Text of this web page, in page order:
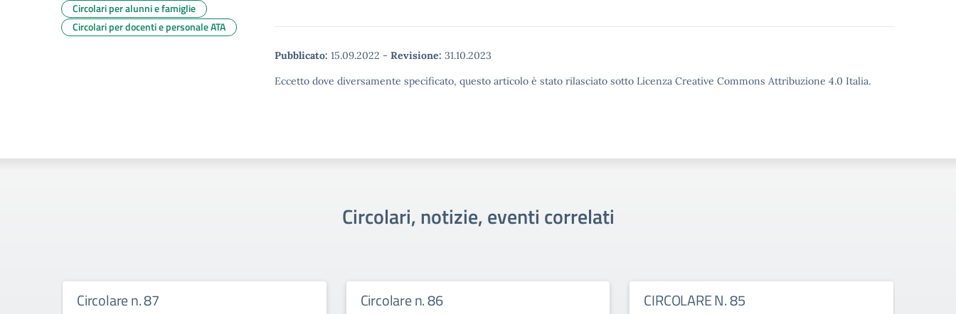
Pubblicato: 15.09.2022 - Revisione: 31.10.2023
Eccetto dove diversamente specificato, questo articolo è stato rilasciato sotto Licenza Creative Commons Attribuzione 4.0 Italia.
Circolari per alunni e famiglie
Circolari per docenti e personale ATA
Circolari, notizie, eventi correlati
Circolare n. 87 Circolare n. 86 CIRCOLARE N. 85